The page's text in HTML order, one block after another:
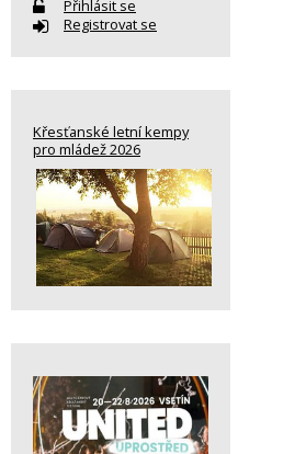
Přihlásit se
Registrovat se
Křesťanské letní kempy
pro mládež 2026